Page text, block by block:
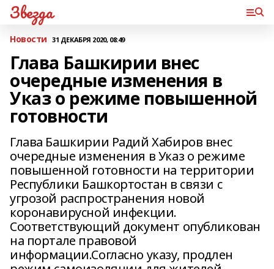
Звезда
Новости 31 ДЕКАБРЯ 2020, 08:49
Глава Башкирии внес
очередные изменения в
Указ о режиме повышенной
готовности
Глава Башкирии Радий Хабиров внес
очередные изменения в Указ о режиме
повышенной готовности на территории
Республики Башкортостан в связи с
угрозой распространения новой
коронавирусной инфекции.
Соответствующий документ опубликован
на портале правовой
информации.Согласно указу, продлен